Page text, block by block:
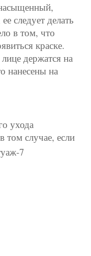
следует делать
в том, что
краске.
держатся на
нанесены на
ухода
том случае, если